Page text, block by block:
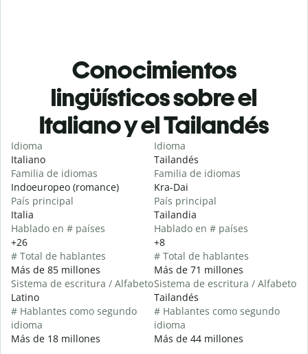
Conocimientos
lingüísticos sobre el
Italiano y el Tailandés
Idioma
Italiano
Familia de idiomas
Indoeuropeo (romance)
País principal
Italia
Hablado en # países
+26
# Total de hablantes
Más de 85 millones
Sistema de escritura / Alfabeto
Latino
# Hablantes como segundo
idioma
Más de 18 millones
Idioma
Tailandés
Familia de idiomas
Kra-Dai
País principal
Tailandia
Hablado en # países
+8
# Total de hablantes
Más de 71 millones
Sistema de escritura / Alfabeto
Tailandés
# Hablantes como segundo
idioma
Más de 44 millones